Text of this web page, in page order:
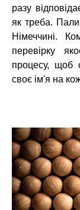
разу
як треба.
Німеччині.
перевірку
процесу, щоб
своє ім'я на